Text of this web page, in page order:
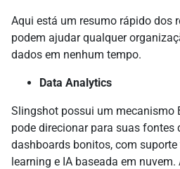
Aqui está um resumo rápido dos
podem ajudar qualquer
dados em nenhum tempo.
Data Analytics
Slingshot possui um mecanismo
pode direcionar para suas fontes
dashboards bonitos, com
learning e IA baseada em